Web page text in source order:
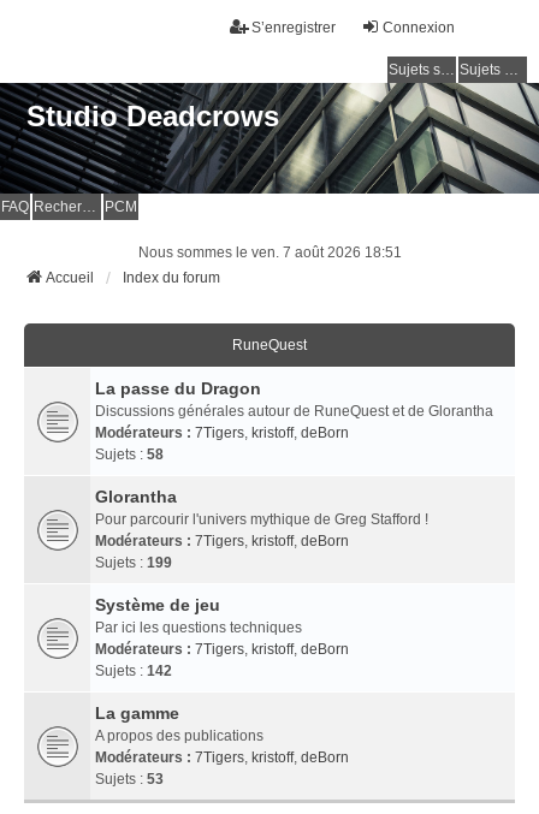
Connexion
S’enregistrer
Sujets sans réponse Sujets actifs
Studio Deadcrows
FAQ Rechercher PCM
Nous sommes le ven. 7 août 2026 18:51
Accueil
Index du forum
RuneQuest
La passe du Dragon
Discussions générales autour de RuneQuest et de Glorantha
Modérateurs : 7Tigers, kristoff, deBorn
Sujets : 58
Glorantha
Pour parcourir l'univers mythique de Greg Stafford !
Modérateurs : 7Tigers, kristoff, deBorn
Sujets : 199
Système de jeu
Par ici les questions techniques
Modérateurs : 7Tigers, kristoff, deBorn
Sujets : 142
La gamme
A propos des publications
Modérateurs : 7Tigers, kristoff, deBorn
Sujets : 53